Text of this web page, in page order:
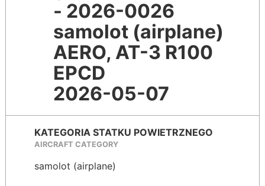
- 2026-0026
samolot (airplane)
AERO, AT-3 R100
EPCD
2026-05-07
KATEGORIA STATKU POWIETRZNEGO
AIRCRAFT CATEGORY
samolot (airplane)